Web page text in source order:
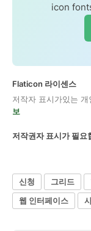
icon
Flaticon 라이센스
저작자 표시가있는
보
저작권자 표시가 필요
신청 그리드
웹 인터페이스